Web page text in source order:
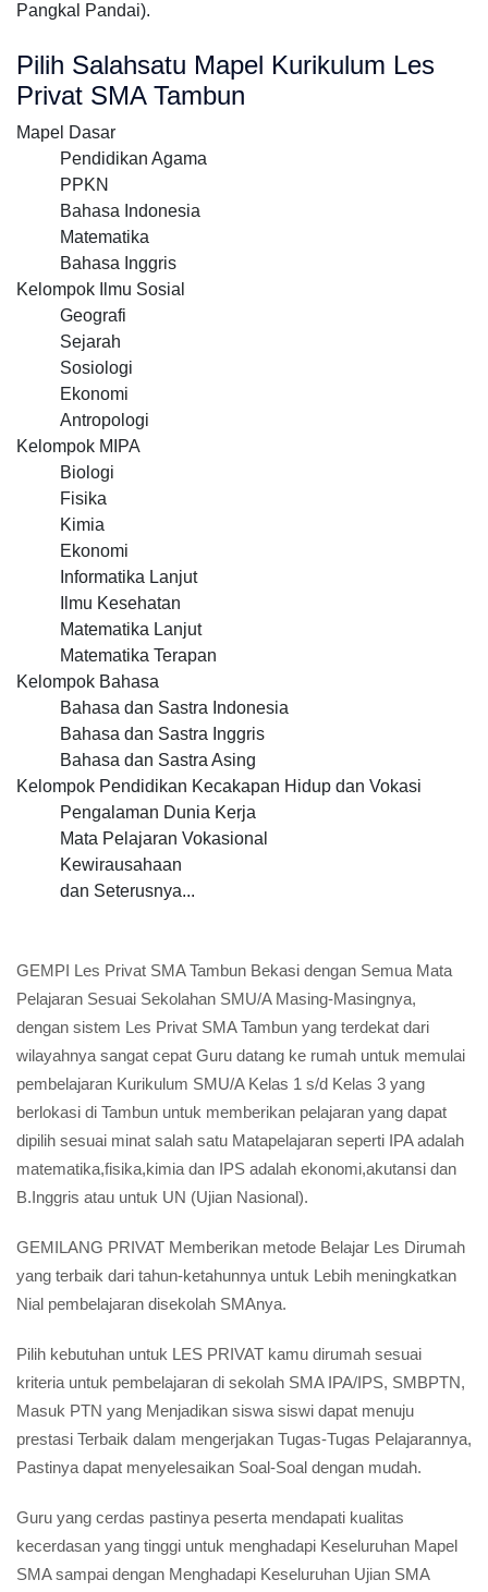
Pangkal Pandai).
Pilih Salahsatu Mapel Kurikulum Les
Privat SMA Tambun
Mapel Dasar
Pendidikan Agama
PPKN
Bahasa Indonesia
Matematika
Bahasa Inggris
Kelompok Ilmu Sosial
Geografi
Sejarah
Sosiologi
Ekonomi
Antropologi
Kelompok MIPA
Biologi
Fisika
Kimia
Ekonomi
Informatika Lanjut
Ilmu Kesehatan
Matematika Lanjut
Matematika Terapan
Kelompok Bahasa
Bahasa dan Sastra Indonesia
Bahasa dan Sastra Inggris
Bahasa dan Sastra Asing
Kelompok Pendidikan Kecakapan Hidup dan Vokasi
Pengalaman Dunia Kerja
Mata Pelajaran Vokasional
Kewirausahaan
dan Seterusnya...
GEMPI Les Privat SMA Tambun Bekasi dengan Semua Mata
Pelajaran Sesuai Sekolahan SMU/A Masing-Masingnya,
dengan sistem Les Privat SMA Tambun yang terdekat dari
wilayahnya sangat cepat Guru datang ke rumah untuk memulai
pembelajaran Kurikulum SMU/A Kelas 1 s/d Kelas 3 yang
berlokasi di Tambun untuk memberikan pelajaran yang dapat
dipilih sesuai minat salah satu Matapelajaran seperti IPA adalah
matematika,fisika,kimia dan IPS adalah ekonomi,akutansi dan
B.Inggris atau untuk UN (Ujian Nasional).
GEMILANG PRIVAT Memberikan metode Belajar Les Dirumah
yang terbaik dari tahun-ketahunnya untuk Lebih meningkatkan
Nial pembelajaran disekolah SMAnya.
Pilih kebutuhan untuk LES PRIVAT kamu dirumah sesuai
kriteria untuk pembelajaran di sekolah SMA IPA/IPS, SMBPTN,
Masuk PTN yang Menjadikan siswa siswi dapat menuju
prestasi Terbaik dalam mengerjakan Tugas-Tugas Pelajarannya,
Pastinya dapat menyelesaikan Soal-Soal dengan mudah.
Guru yang cerdas pastinya peserta mendapati kualitas
kecerdasan yang tinggi untuk menghadapi Keseluruhan Mapel
SMA sampai dengan Menghadapi Keseluruhan Ujian SMA